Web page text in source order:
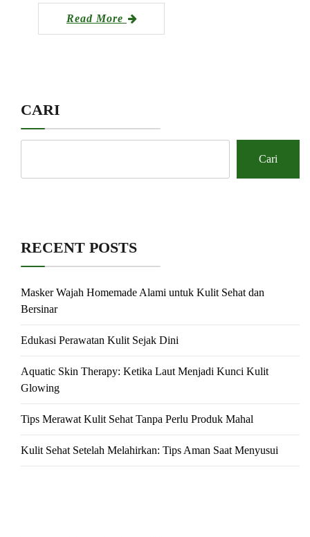
Read More
CARI
Cari
RECENT POSTS
Masker Wajah Homemade Alami untuk Kulit Sehat dan
Bersinar
Edukasi Perawatan Kulit Sejak Dini
Aquatic Skin Therapy: Ketika Laut Menjadi Kunci Kulit
Glowing
Tips Merawat Kulit Sehat Tanpa Perlu Produk Mahal
Kulit Sehat Setelah Melahirkan: Tips Aman Saat Menyusui